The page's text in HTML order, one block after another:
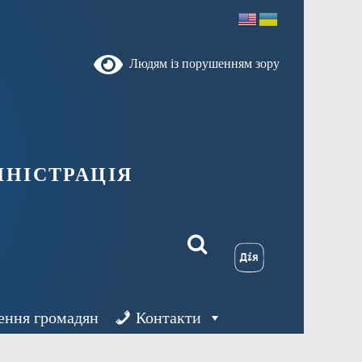
Людям із порушенням зору
громадян Контакти